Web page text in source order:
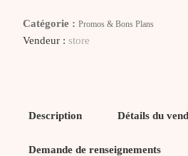
Catégorie : Promos & Bons Plans
Vendeur : store
Description Détails du
Demande de renseignements